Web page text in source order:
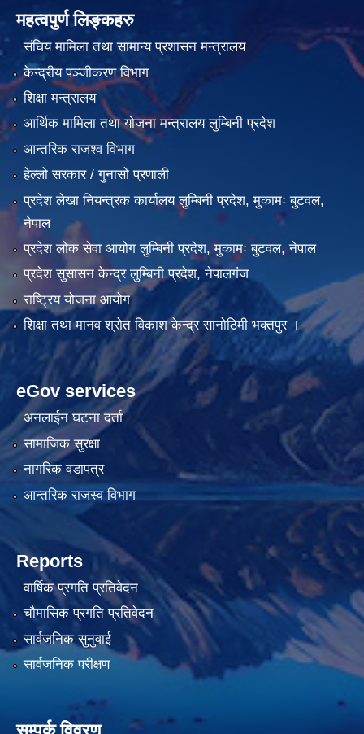
महत्वपुर्ण लिङ्कहरु
संघिय मामिला तथा सामान्य प्रशासन मन्त्रालय
केन्द्रीय पञ्जीकरण विभाग
शिक्षा मन्त्रालय
आर्थिक मामिला तथा योजना मन्त्रालय लुम्बिनी प्रदेश
आन्तरिक राजश्व विभाग
हेल्लो सरकार / गुनासो प्रणाली
प्रदेश लेखा नियन्त्रक कार्यालय लुम्बिनी प्रदेश, मुकामः बुटवल,
नेपाल
प्रदेश लोक सेवा आयोग लुम्बिनी प्रदेश, मुकामः बुटवल, नेपाल
प्रदेश सुसासन केन्द्र लुम्बिनी प्रदेश, नेपालगंज
राष्ट्रिय योजना आयोग
शिक्षा तथा मानव श्रोत विकाश केन्द्र सानोठिमी भक्तपुर ।
eGov services
अनलाईन घटना दर्ता
सामाजिक सुरक्षा
नागरिक वडापत्र
आन्तरिक राजस्व विभाग
Reports
वार्षिक प्रगति प्रतिवेदन
चौमासिक प्रगति प्रतिवेदन
सार्वजनिक सुनुवाई
सार्वजनिक परीक्षण